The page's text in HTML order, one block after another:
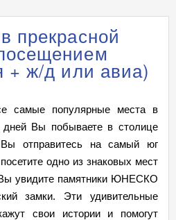
32 950
прекрасной
+ ж/д или авиа)
самые популярные места в
Вы побываете в столице
отправитесь на самый юг
одно из знаковых мест
увидите памятники ЮНЕСКО
замки. Эти удивительные
свои истории и помогут